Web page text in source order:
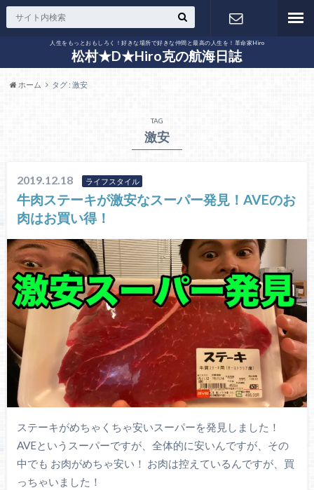
人生をもっとおもしろく！好きな場所で好きな仲間と最高の人生を！革命家Hiro
松村★D★Hiro克の航海日誌
お問い合わ
ホーム タグ : 激安
TAG
激安
2019.12.18 ライフスタイル
牛肉ステーキが激安なスーパー発見！AVEのお
肉はお買い得！
ステーキがめちゃくちゃ安いスーパーを発見しました！
AVEというスーパーですが、全体的に安いんですが、その
中でも お肉がめちゃ安い！ お肉は控えているんですが、買
っちゃいました！